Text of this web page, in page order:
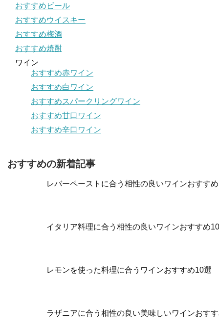
おすすめビール
おすすめウイスキー
おすすめ梅酒
おすすめ焼酎
ワイン
おすすめ赤ワイン
おすすめ白ワイン
おすすめスパークリングワイン
おすすめ甘口ワイン
おすすめ辛口ワイン
おすすめの新着記事
レバーペーストに合う相性の良いワインおすす
イタリア料理に合う相性の良いワインおすすめ
レモンを使った料理に合うワインおすすめ10選
ラザニアに合う相性の良い美味しいワインおす